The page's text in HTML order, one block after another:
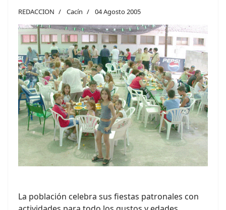
REDACCION Cacín 04 Agosto 2005
La población celebra sus fiestas patronales con